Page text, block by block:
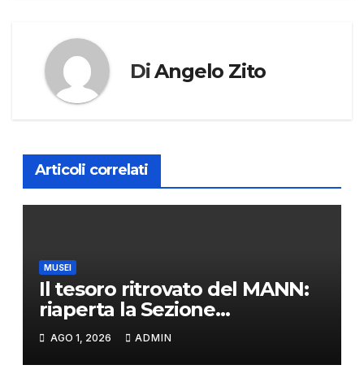
DiAngelo Zito
Articoli correlati
MUSEI
Il tesoro ritrovato del MANN:
riaperta la Sezione
numismatica
AGO 1, 2026 ADMIN